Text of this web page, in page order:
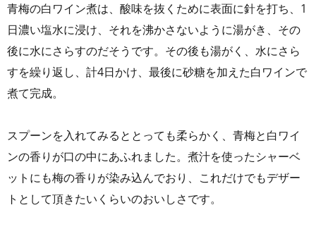
青梅の白ワイン煮は、酸味を抜くために表面に針を打ち、1
日濃い塩水に浸け、それを沸かさないように湯がき、その
後に水にさらすのだそうです。その後も湯がく、水にさら
すを繰り返し、計4日かけ、最後に砂糖を加えた白ワインで
煮て完成。
スプーンを入れてみるととっても柔らかく、青梅と白ワイ
ンの香りが口の中にあふれました。煮汁を使ったシャーベ
ットにも梅の香りが染み込んでおり、これだけでもデザー
トとして頂きたいくらいのおいしさです。